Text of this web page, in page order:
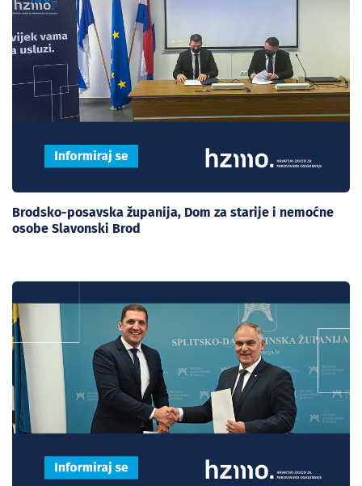
Brodsko-posavska županija, Dom za starije i nemoćne
osobe Slavonski Brod